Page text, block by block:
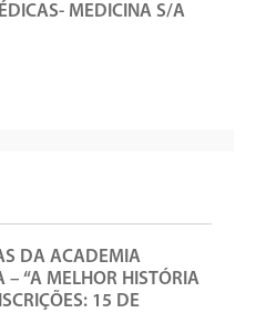
MEDICINA S/A
DA ACADEMIA
– “A MELHOR HISTÓRIA
15 DE